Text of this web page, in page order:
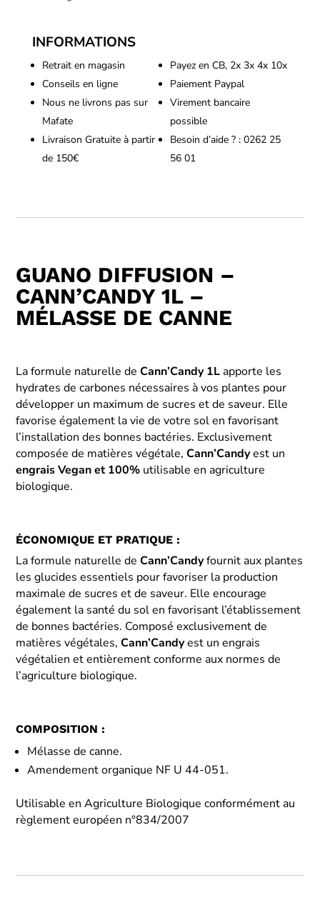
INFORMATIONS
Retrait en magasin
Conseils en ligne
Nous ne livrons pas sur
Mafate
Livraison Gratuite à partir
de 150€
Payez en CB, 2x 3x 4x 10x
Paiement Paypal
Virement bancaire
possible
Besoin d’aide ? : 0262 25
56 01
GUANO DIFFUSION –
CANN’CANDY 1L –
MÉLASSE DE CANNE
La formule naturelle de Cann’Candy 1Lapporte les
hydrates de carbones nécessaires à vos plantes pour
développer un maximum de sucres et de saveur. Elle
favorise également la vie de votre sol en favorisant
l’installation des bonnes bactéries. Exclusivement
composée de matières végétale,Cann’Candyest un
engrais Vegan et 100% utilisable en agriculture
biologique.
ÉCONOMIQUE ET PRATIQUE :
La formule naturelle de Cann’Candyfournit aux plantes
les glucides essentiels pour favoriser la production
maximale de sucres et de saveur. Elle encourage
également la santé du sol en favorisant l’établissement
de bonnes bactéries. Composé exclusivement de
matières végétales, Cann’Candyest un engrais
végétalien et entièrement conforme aux normes de
l’agriculture biologique.
COMPOSITION :
Mélasse de canne.
Amendement organique NF U 44-051.
Utilisable en Agriculture Biologique conformément au
règlement européen n°834/2007